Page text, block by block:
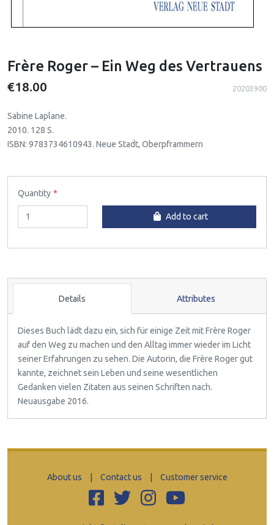
Frère Roger – Ein Weg des Vertrauens
€18.00 20203900
Sabine Laplane.
2010. 128 S.
ISBN: 9783734610943. Neue Stadt, Oberpframmern
Quantity
Add to cart
Details Attributes
Dieses Buch lädt dazu ein, sich für einige Zeit mit Frère Roger
auf den Weg zu machen und den Alltag immer wieder im Licht
seiner Erfahrungen zu sehen. Die Autorin, die Frère Roger gut
kannte, zeichnet sein Leben und seine wesentlichen
Gedanken vielen Zitaten aus seinen Schriften nach.
Neuausgabe 2016.
About us Contact us Customer service